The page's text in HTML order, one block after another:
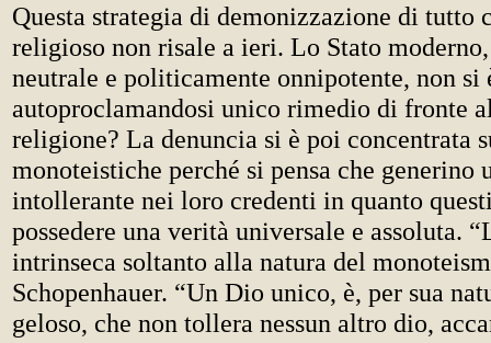
Questa strategia di demonizzazione di tutto
religioso non risale a ieri. Lo Stato
neutrale e politicamente onnipotente, non si
autoproclamandosi unico rimedio di fronte
religione? La denuncia si è poi concentrata
monoteistiche perché si pensa che generino
intollerante nei loro credenti in quanto
possedere una verità universale e assoluta.
intrinseca soltanto alla natura del
Schopenhauer. “Un Dio unico, è, per sua
geloso, che non tollera nessun altro dio,